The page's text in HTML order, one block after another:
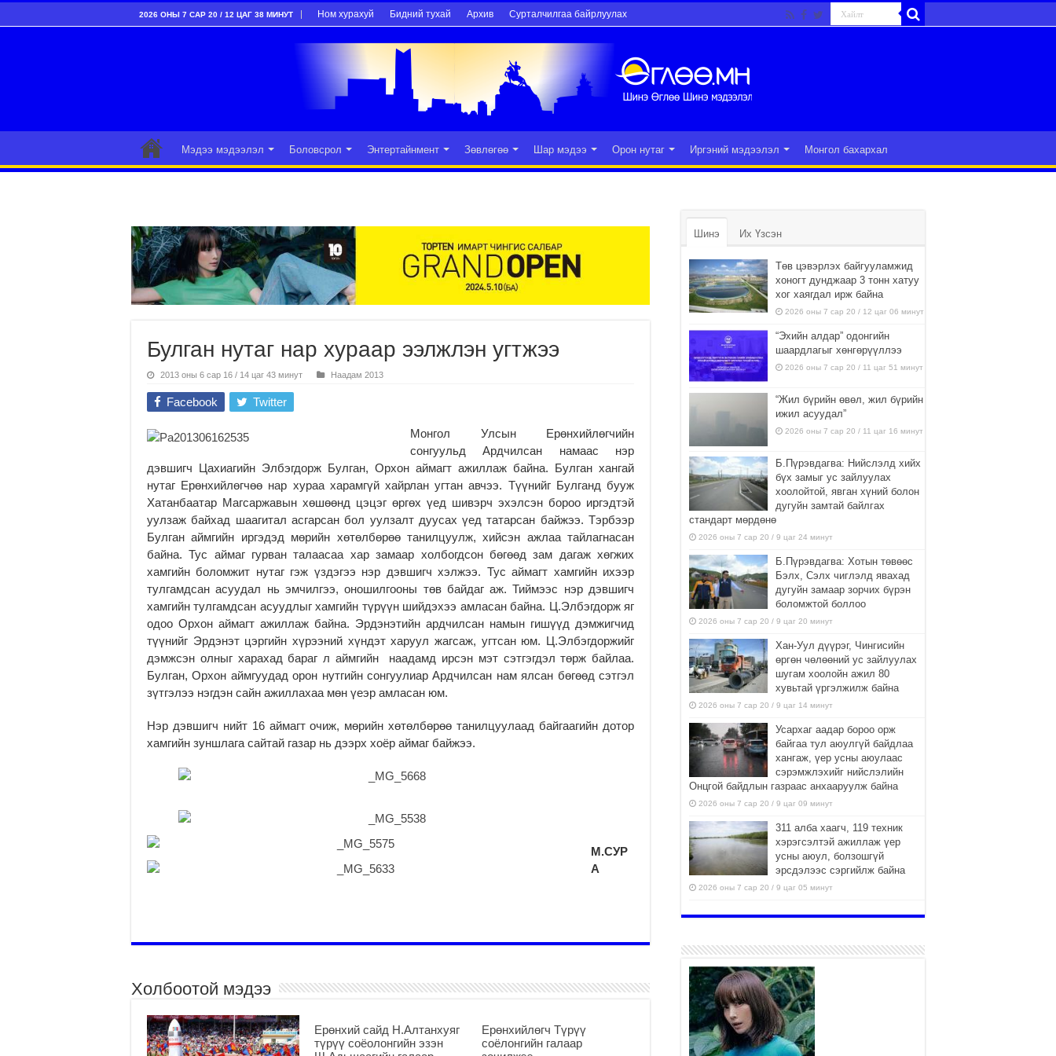
2026 ОНЫ 7 САР 20 / 12 ЦАГ 38 МИНУТ Ном хурахуй Бидний тухай Архив Сурталчилгаа байрлуулах
Мэдээ мэдээлэл Боловсрол Энтертайнмент Зөвлөгөө Шар мэдээ Орон нутаг Иргэний мэдээлэл Монгол бахархал
Булган нутаг нар хураар ээлжлэн угтжээ
2013 оны 6 сар 16 / 14 цаг 43 минут Наадам 2013
Facebook Twitter
Монгол Улсын Ерөнхийлөгчийн
сонгуульд Ардчилсан намаас нэр
дэвшигч Цахиагийн Элбэгдорж Булган, Орхон аймагт ажиллаж байна. Булган хангай
нутаг Ерөнхийлөгчөө нар хураа харамгүй хайрлан угтан авчээ. Түүнийг Булганд бууж
Хатанбаатар Магсаржавын хөшөөнд цэцэг өргөх үед шивэрч эхэлсэн бороо иргэдтэй
уулзаж байхад шаагитал асгарсан бол уулзалт дуусах үед татарсан байжээ. Тэрбээр
Булган аймгийн иргэдэд мөрийн хөтөлбөрөө танилцуулж, хийсэн ажлаа тайлагнасан
байна. Тус аймаг гурван талаасаа хар замаар холбогдсон бөгөөд зам дагаж хөгжих
хамгийн боломжит нутаг гэж үздэгээ нэр дэвшигч хэлжээ. Тус аймагт хамгийн ихээр
тулгамдсан асуудал нь эмчилгээ, оношилгооны төв байдаг аж. Тиймээс нэр дэвшигч
хамгийн тулгамдсан асуудлыг хамгийн түрүүн шийдэхээ амласан байна. Ц.Элбэгдорж яг
одоо Орхон аймагт ажиллаж байна. Эрдэнэтийн ардчилсан намын гишүүд дэмжигчид
түүнийг Эрдэнэт цэргийн хүрээний хүндэт харуул жагсаж, угтсан юм. Ц.Элбэгдоржийг
дэмжсэн олныг харахад бараг л аймгийн наадамд ирсэн мэт сэтгэгдэл төрж байлаа.
Булган, Орхон аймгуудад орон нутгийн сонгуулиар Ардчилсан нам ялсан бөгөөд сэтгэл
зүтгэлээ нэгдэн сайн ажиллахаа мөн үеэр амласан юм.
Нэр дэвшигч нийт 16 аймагт очиж, мөрийн хөтөлбөрөө танилцуулаад байгаагийн дотор
хамгийн зуншлага сайтай газар нь дээрх хоёр аймаг байжээ.
М.СУР
А
Холбоотой мэдээ
Ерөнхий сайд Н.Алтанхуяг
түрүү соёолонгийн эзэн
Ерөнхийлөгч Түрүү
соёлонгийн галаар
Шинэ Их Үзсэн
Төв цэвэрлэх байгууламжид
хоногт дунджаар 3 тонн хатуу
хог хаягдал ирж байна
2026 оны 7 сар 20 / 12 цаг 06 минут
“Эхийн алдар” одонгийн
шаардлагыг хөнгөрүүллээ
2026 оны 7 сар 20 / 11 цаг 51 минут
“Жил бүрийн өвөл, жил бүрийн
ижил асуудал”
2026 оны 7 сар 20 / 11 цаг 16 минут
Б.Пүрэвдагва: Нийслэлд хийх
бүх замыг ус зайлуулах
хоолойтой, явган хүний болон
дугуйн замтай байлгах
стандарт мөрдөнө
2026 оны 7 сар 20 / 9 цаг 24 минут
Б.Пүрэвдагва: Хотын төвөөс
Бэлх, Сэлх чиглэлд явахад
дугуйн замаар зорчих бүрэн
боломжтой боллоо
2026 оны 7 сар 20 / 9 цаг 20 минут
Хан-Уул дүүрэг, Чингисийн
өргөн чөлөөний ус зайлуулах
шугам хоолойн ажил 80
хувьтай үргэлжилж байна
2026 оны 7 сар 20 / 9 цаг 14 минут
Усархаг аадар бороо орж
байгаа тул аюулгүй байдлаа
хангаж, үер усны аюулаас
сэрэмжлэхийг нийслэлийн
Онцгой байдлын газраас анхааруулж байна
2026 оны 7 сар 20 / 9 цаг 09 минут
311 алба хаагч, 119 техник
хэрэгсэлтэй ажиллаж үер
усны аюул, болзошгүй
эрсдэлээс сэргийлж байна
2026 оны 7 сар 20 / 9 цаг 05 минут
ЭМГЭНЭЛ
Аяллаа зөв төлөвлөхийг
иргэдэд зөвлөж байна
2026 оны 7 сар 16 / 11 цаг 50 минут
Үер усны болзошгүй аюулаас
сэргийлж, холбогдох
байгууллагууд өндөржүүлсэн